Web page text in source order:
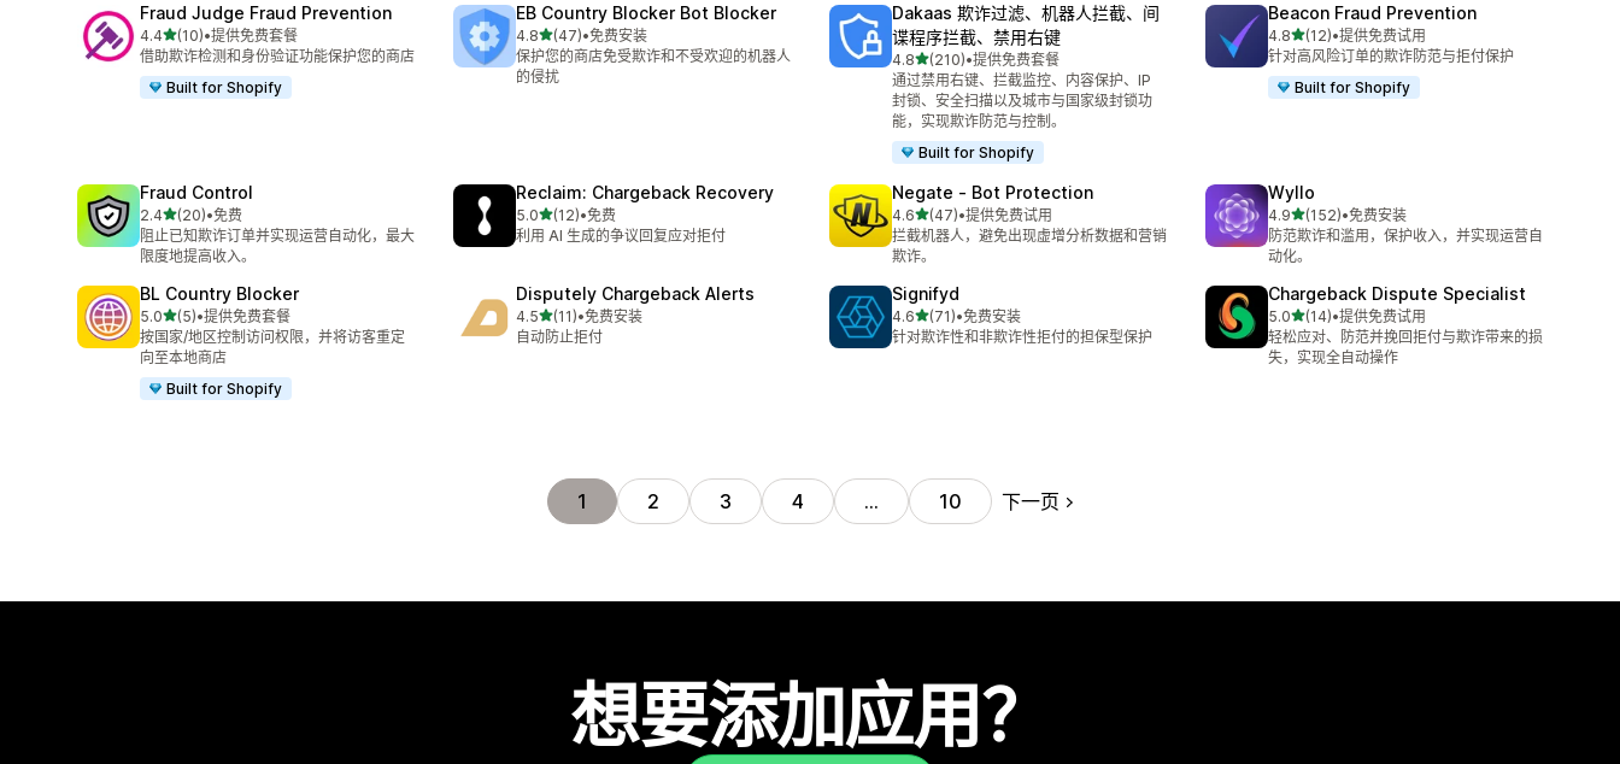
Fraud Judge Fraud Prevention
4.4星（满分 5 星）
(10)
总共 10 条评论
•提供免费套餐
借助欺诈检测和身份验证功能保护您的商店
Built for Shopify
EB Country Blocker Bot Blocker
4.8星（满分 5 星）
(47)
总共 47 条评论
•免费安装
保护您的商店免受欺诈和不受欢迎的机器人
的侵扰
Dakaas 欺诈过滤、机器人拦截、间
谍程序拦截、禁用右键
4.8星（满分 5 星）
(210)
总共 210 条评论
•提供免费套餐
通过禁用右键、拦截监控、内容保护、IP
封锁、安全扫描以及城市与国家级封锁功
能，实现欺诈防范与控制。
Built for Shopify
Beacon Fraud Prevention
4.8星（满分 5 星）
(12)
总共 12 条评论
•提供免费试用
针对高风险订单的欺诈防范与拒付保护
Built for Shopify
Fraud Control
2.4星（满分 5 星）
(20)
总共 20 条评论
•免费
阻止已知欺诈订单并实现运营自动化，最大
限度地提高收入。
Reclaim: Chargeback Recovery
5.0星（满分 5 星）
(12)
总共 12 条评论
•免费
利用 AI 生成的争议回复应对拒付
Negate ‑ Bot Protection
4.6星（满分 5 星）
(47)
总共 47 条评论
•提供免费试用
拦截机器人，避免出现虚增分析数据和营销
欺诈。
Wyllo
4.9星（满分 5 星）
(152)
总共 152 条评论
•免费安装
防范欺诈和滥用，保护收入，并实现运营自
动化。
BL Country Blocker
5.0星（满分 5 星）
(5)
总共 5 条评论
•提供免费套餐
按国家/地区控制访问权限，并将访客重定
向至本地商店
Built for Shopify
Disputely Chargeback Alerts
4.5星（满分 5 星）
(11)
总共 11 条评论
•免费安装
自动防止拒付
Signifyd
4.6星（满分 5 星）
(71)
总共 71 条评论
•免费安装
针对欺诈性和非欺诈性拒付的担保型保护
Chargeback Dispute Specialist
5.0星（满分 5 星）
(14)
总共 14 条评论
•提供免费试用
轻松应对、防范并挽回拒付与欺诈带来的损
失，实现全自动操作
1 2 3 4 … 10 下一页
想要添加应用？